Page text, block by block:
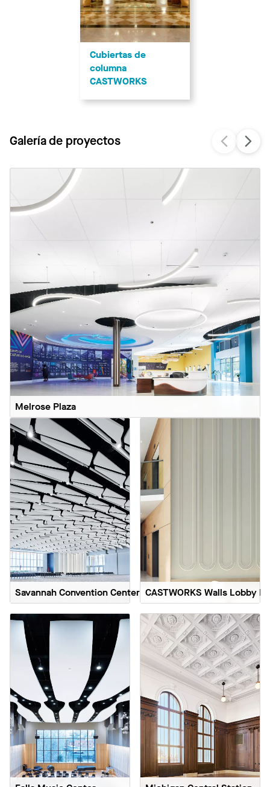
Cubiertas de
columna
CASTWORKS
Galería de proyectos
Melrose Plaza
Savannah Convention Center CASTWORKS Walls Lobby